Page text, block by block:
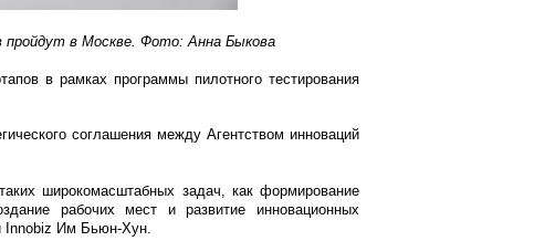
пройдут в Москве. Фото: Анна Быкова
в рамках программы пилотного тестирования
соглашения между Агентством инноваций
широкомасштабных задач, как формирование
рабочих мест и развитие инновационных
Innobiz Им Бьюн-Хун.